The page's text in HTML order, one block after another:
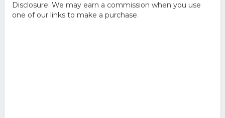
Disclosure: We may earn a commission when you use
one of our links to make a purchase.